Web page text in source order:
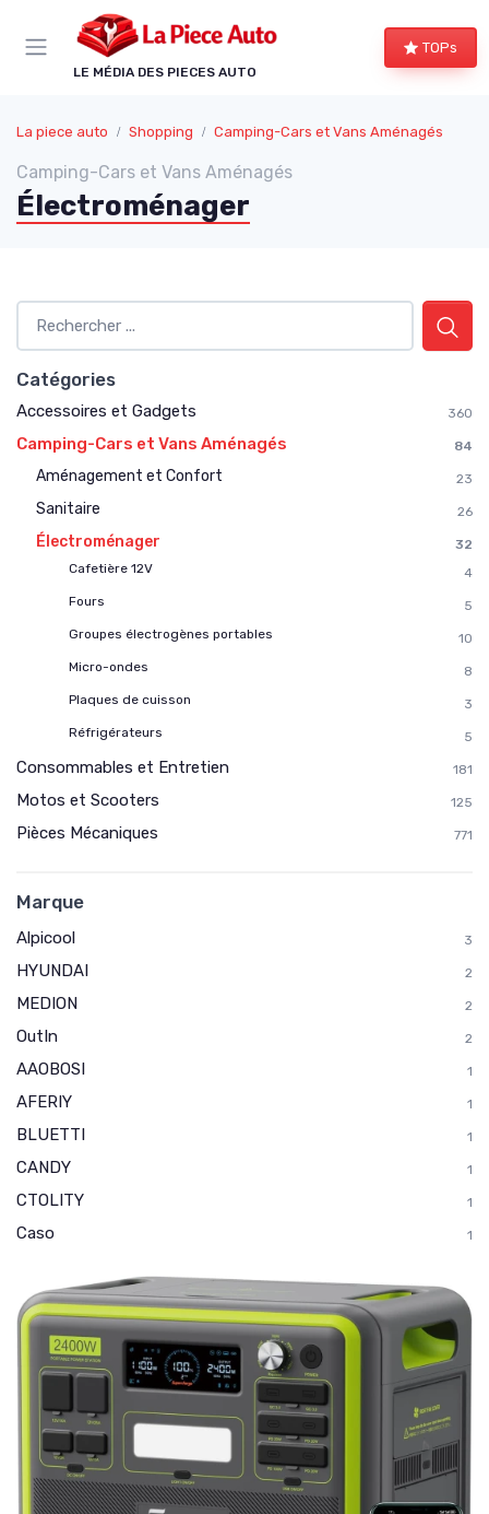
LE MÉDIA DES PIECES AUTO
TOPs
La piece auto Shopping Camping-Cars et Vans Aménagés
Camping-Cars et Vans Aménagés
Électroménager
Catégories
Accessoires et Gadgets 360
Camping-Cars et Vans Aménagés 84
Aménagement et Confort 23
Sanitaire 26
Électroménager
32
Cafetière 12V
4
Fours
5
Groupes électrogènes portables
10
Micro-ondes
8
Plaques de cuisson
3
Réfrigérateurs
5
Consommables et Entretien 181
Motos et Scooters 125
Pièces Mécaniques 771
Marque
Alpicool 3
HYUNDAI 2
MEDION 2
OutIn 2
AAOBOSI 1
AFERIY 1
BLUETTI 1
CANDY 1
CTOLITY 1
Caso 1
Panneau de gestion des cookies